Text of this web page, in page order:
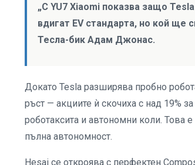
„С YU7 Xiaomi показва защо
вдигат EV стандарта, но кой ще
Тесла-бик Адам Джонас.
Докато Tesla разширява пробно
ръст — акциите ѝ скочиха с над 19%
роботаксита и автономни коли. Това
пълна автономност.
Hesai се откроява с перфектен